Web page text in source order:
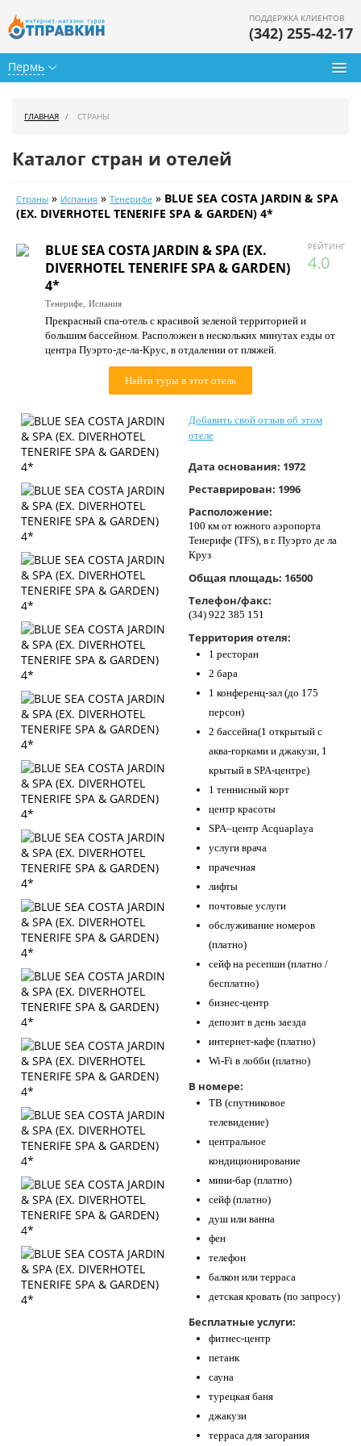
Пермь
ПОДДЕРЖКА КЛИЕНТОВ
(342) 255-42-17
Календарь туров
Цены дня
Страны
Как купить
О нас
ГЛАВНАЯ СТРАНЫ
Каталог стран и отелей
Страны » Испания » Тенерифе » BLUE SEA COSTA JARDIN & SPA
(EX. DIVERHOTEL TENERIFE SPA & GARDEN) 4*
РЕЙТИНГ
4.0
BLUE SEA COSTA JARDIN & SPA (EX.
DIVERHOTEL TENERIFE SPA & GARDEN)
4*
Тенерифе, Испания
Прекрасный спа-отель с красивой зеленой территорией и
большим бассейном. Расположен в нескольких минутах езды от
центра Пуэрто-де-ла-Крус, в отдалении от пляжей.
Найти туры в этот отель
Добавить свой отзыв об этом
отеле
Дата основания: 1972
Реставрирован: 1996
Расположение:
100 км от южного аэропорта
Тенерифе (TFS), в г. Пуэрто де ла
Круз
Общая площадь: 16500
Телефон/факс:
(34) 922 385 151
Территория отеля:
1 ресторан
2 бара
1 конференц-зал (до 175
персон)
2 бассейна(1 открытый с
аква-горками и джакузи, 1
крытый в SPA-центре)
1 теннисный корт
центр красоты
SPA–центр Acquaplaya
услуги врача
прачечная
лифты
почтовые услуги
обслуживание номеров
(платно)
сейф на ресепшн (платно /
бесплатно)
бизнес-центр
депозит в день заезда
интернет-кафе (платно)
Wi-Fi в лобби (платно)
В номере:
ТВ (спутниковое
телевидение)
центральное
кондиционирование
мини-бар (платно)
сейф (платно)
душ или ванна
фен
телефон
балкон или терраса
детская кровать (по запросу)
Бесплатные услуги:
фитнес-центр
петанк
сауна
турецкая баня
джакузи
терраса для загорания